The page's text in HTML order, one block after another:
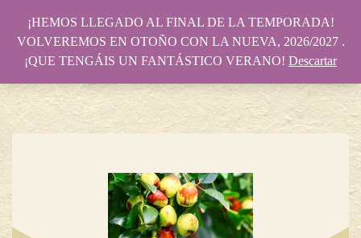
¡HEMOS LLEGADO AL FINAL DE LA TEMPORADA!
VOLVEREMOS EN OTOÑO CON LA NUEVA, 2026/2027 .
¡QUE TENGÁIS UN FANTÁSTICO VERANO! Descartar